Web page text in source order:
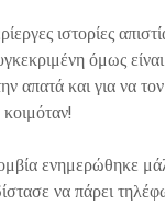
ιστορίες
όμως
απατά και για να
ενημερώθηκε
να πάρει